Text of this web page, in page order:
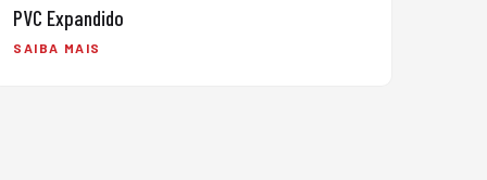
PVC Expandido
SAIBA MAIS